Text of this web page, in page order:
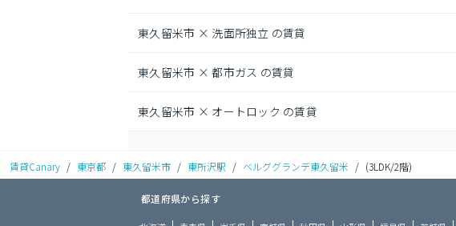
東久留米市 × 洗面所独立 の賃貸
東久留米市 × 都市ガス の賃貸
東久留米市 × オートロック の賃貸
賃貸Canary / 東京都 / 東久留米市 / 東所沢駅 / ベルググランデ東久留米 / (3LDK/2階)
都道府県から探す